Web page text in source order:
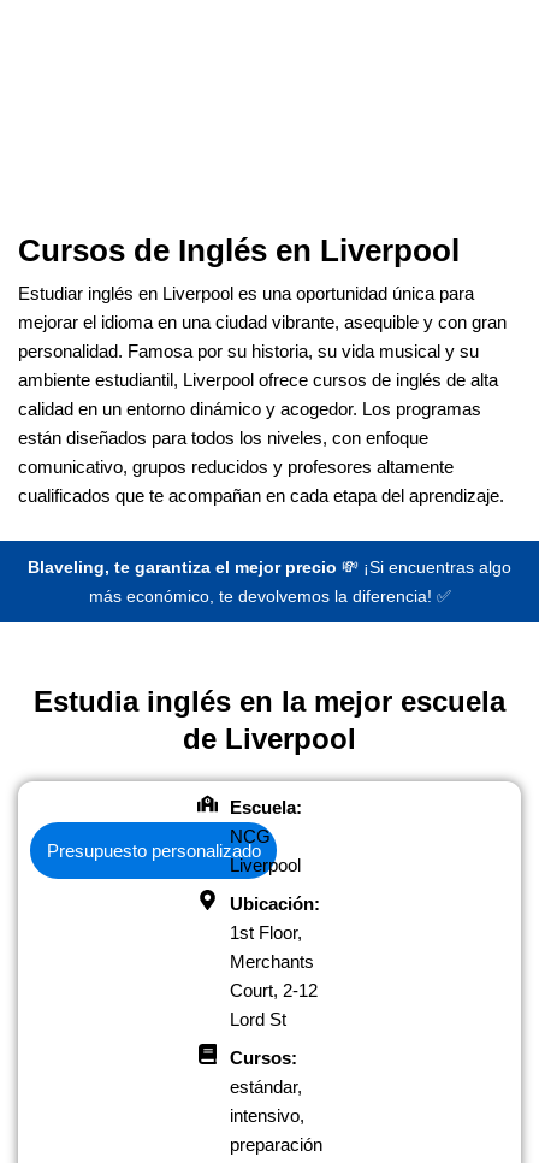
Cursos de Inglés en Liverpool
Estudiar inglés en Liverpool es una oportunidad única para
mejorar el idioma en una ciudad vibrante, asequible y con gran
personalidad. Famosa por su historia, su vida musical y su
ambiente estudiantil, Liverpool ofrece cursos de inglés de alta
calidad en un entorno dinámico y acogedor. Los programas
están diseñados para todos los niveles, con enfoque
comunicativo, grupos reducidos y profesores altamente
cualificados que te acompañan en cada etapa del aprendizaje.
Blaveling, te garantiza el mejor precio 💸 ¡Si encuentras algo
más económico, te devolvemos la diferencia! ✅
Estudia inglés en la mejor escuela
de Liverpool
Presupuesto personalizado
Escuela:
NCG
Liverpool
Ubicación:
1st Floor,
Merchants
Court, 2-12
Lord St
Cursos:
estándar,
intensivo,
preparación